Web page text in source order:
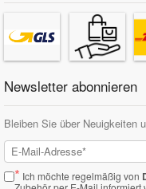
Newsletter abonnieren
Bleiben Sie über Neuigkeiten
* Ich möchte regelmäßig von